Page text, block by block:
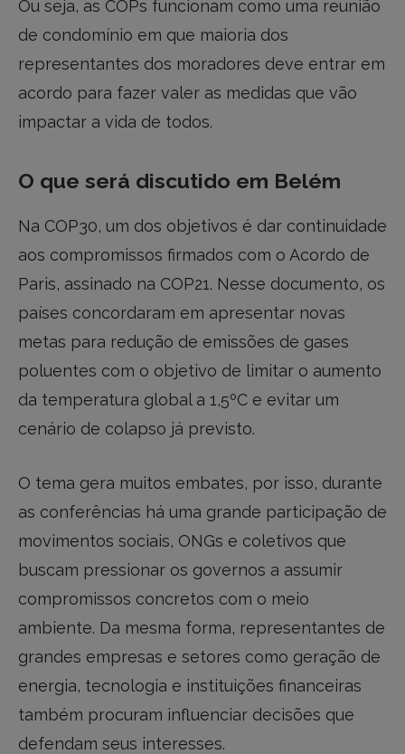
Ou seja, as COPs funcionam como uma reunião
de condomínio em que maioria dos
representantes dos moradores deve entrar em
acordo para fazer valer as medidas que vão
impactar a vida de todos.
O que será discutido em Belém
Na COP30, um dos objetivos é dar continuidade
aos compromissos firmados com o Acordo de
Paris, assinado na COP21. Nesse documento, os
países concordaram em apresentar novas
metas para redução de emissões de gases
poluentes com o objetivo de limitar o aumento
da temperatura global a 1,5ºC e evitar um
cenário de colapso já previsto.
O tema gera muitos embates, por isso, durante
as conferências há uma grande participação de
movimentos sociais, ONGs e coletivos que
buscam pressionar os governos a assumir
compromissos concretos com o meio
ambiente. Da mesma forma, representantes de
grandes empresas e setores como geração de
energia, tecnologia e instituições financeiras
também procuram influenciar decisões que
defendam seus interesses.